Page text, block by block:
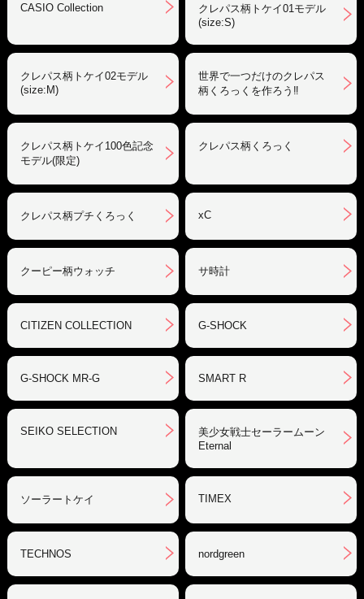
CASIO Collection
クレパス柄トケイ01モデル
(size:S)
クレパス柄トケイ02モデル
(size:M)
世界で一つだけのクレパス
柄くろっくを作ろう‼︎
クレパス柄トケイ100色記念
モデル(限定)
クレパス柄くろっく
クレパス柄プチくろっく xC
クーピー柄ウォッチ サ時計
CITIZEN COLLECTION G-SHOCK
G-SHOCK MR-G SMART R
SEIKO SELECTION
美少女戦士セーラームーン
Eternal
ソーラートケイ TIMEX
TECHNOS nordgreen